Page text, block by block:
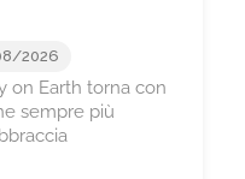
2026
on Earth torna con
sempre più